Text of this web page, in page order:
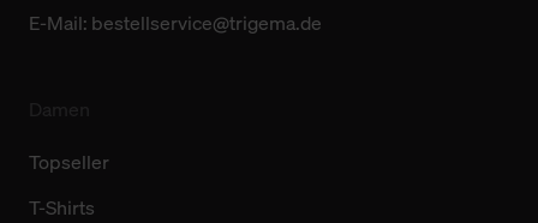
E-Mail: bestellservice@trigema.de
Topseller
T-Shirts